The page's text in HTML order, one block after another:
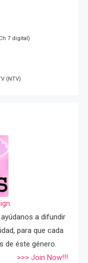
7 digital)
(NTV)
a difundir
para que cada
de éste género.
>>> Join Now!!!